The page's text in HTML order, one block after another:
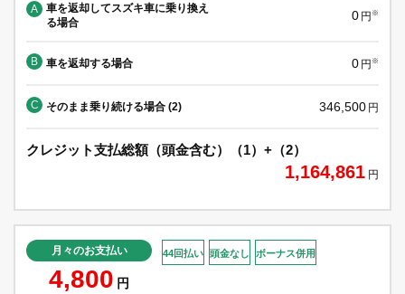
A
車を返却してスズキ車に乗り換え
る場合
0 円 ※
B 車を返却する場合 0 円 ※
C そのまま乗り続ける場合 (2) 346,500 円
クレジット支払総額（頭金含む）（1）+（2）
1,164,861 円
月々のお支払い
4,800 円
44回払い 頭金なし ボーナス併用